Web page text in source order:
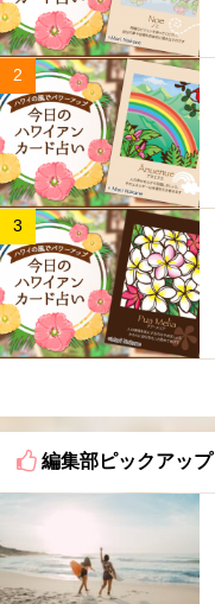
編集部ピックアップ